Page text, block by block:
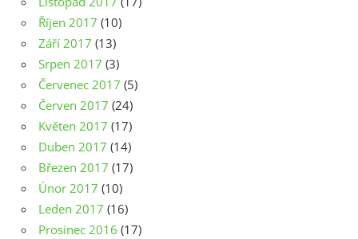
Říjen 2017 (10)
Září 2017 (13)
Srpen 2017 (3)
Červenec 2017 (5)
Červen 2017 (24)
Květen 2017 (17)
Duben 2017 (14)
Březen 2017 (17)
Únor 2017 (10)
Leden 2017 (16)
Prosinec 2016 (17)